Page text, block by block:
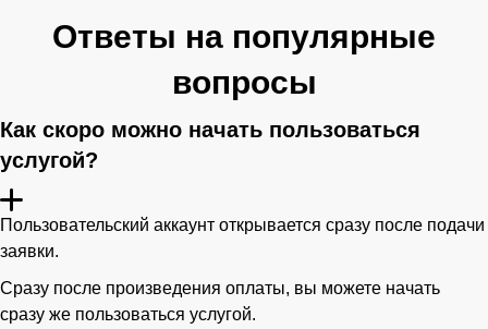
Ответы на популярные
вопросы
Как скоро можно начать пользоваться
услугой?
Пользовательский аккаунт открывается сразу после подачи
заявки.
Сразу после произведения оплаты, вы можете начать
сразу же пользоваться услугой.